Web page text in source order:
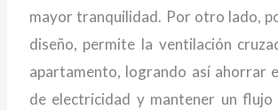
mayor tranquilidad. Por otro lado,
diseño, permite la ventilación
apartamento, logrando así ahorrar
de electricidad y mantener un